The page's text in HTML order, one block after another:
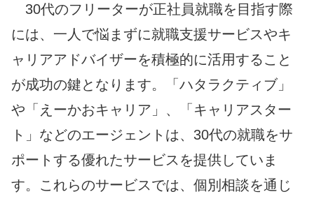
30代のフリーターが正社員就職を目指す際
には、一人で悩まずに就職支援サービスやキ
ャリアアドバイザーを積極的に活用すること
が成功の鍵となります。「ハタラクティブ」
や「えーかおキャリア」、「キャリアスター
ト」などのエージェントは、30代の就職をサ
ポートする優れたサービスを提供していま
す。これらのサービスでは、個別相談を通じ